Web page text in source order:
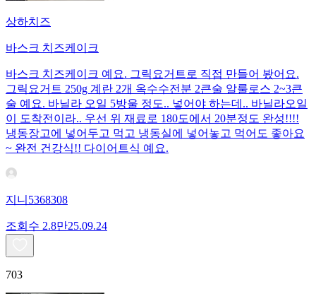
상하치즈
바스크 치즈케이크
바스크 치즈케이크 예요. 그릭요거트로 직접 만들어 봤어요.
그릭요거트 250g 계란 2개 옥수수전분 2큰술 알룰로스 2~3큰
술 예요. 바닐라 오일 5방울 정도.. 넣어야 하는데.. 바닐라오일
이 도착전이라.. 우선 위 재료로 180도에서 20분정도 완성!!!!
냉동장고에 넣어두고 먹고 냉동실에 넣어놓고 먹어도 좋아요
~ 완전 건강식!! 다이어트식 예요.
지니5368308
조회수 2.8만25.09.24
703